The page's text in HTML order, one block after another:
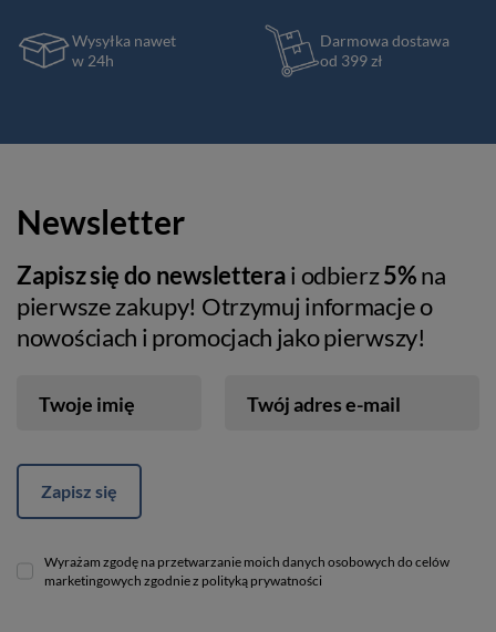
Wysyłka nawet
w 24h
Darmowa dostawa
od 399 zł
Newsletter
Zapisz się do newsletterai odbierz5%na
pierwsze zakupy! Otrzymuj informacje o
nowościach i promocjach jako pierwszy!
Twoje imię Twój adres e-mail
Zapisz się
Wyrażam zgodę na przetwarzanie moich danych osobowych do celów
marketingowych zgodnie z polityką prywatności